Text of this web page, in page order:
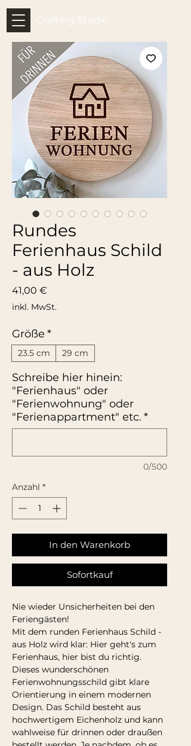
Crafting Studio
Rundes
Ferienhaus Schild
- aus Holz
41,00 €
inkl. MwSt.
Größe *
23.5 cm 29 cm
Schreibe hier hinein:
"Ferienhaus" oder
"Ferienwohnung" oder
"Ferienappartment" etc. *
0/500
Anzahl *
In den Warenkorb
Sofortkauf
Nie wieder Unsicherheiten bei den
Feriengästen!
Mit dem runden Ferienhaus Schild -
aus Holz wird klar: Hier geht's zum
Ferienhaus, hier bist du richtig.
Dieses wunderschönen
Ferienwohnungsschild gibt klare
Orientierung in einem modernen
Design. Das Schild besteht aus
hochwertigem Eichenholz und kann
wahlweise für drinnen oder draußen